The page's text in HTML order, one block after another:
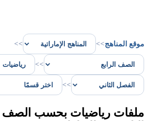
موقع المناهج>>
>>
>>
>>
ملفات رياضيات بحسب الصف